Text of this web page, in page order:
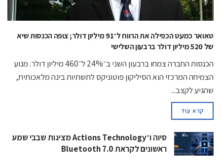
טאואר כמעט הכפילה את הרווח ל־91 מיליון דולר; צופה הכנסות שיא
של 520 מיליון דולר ברבעון השלישי
הכנסות החברה צמחו ברבעון השני ב־24% ל־460 מיליון דולר. מנוע
הצמיחה המרכזי הוא הסיליקון פוטוניקס לתשתיות בינה מלאכותית,
שהגיע לקצב...
קרא עוד
סיוה ו־Actions Technology מציגות שבבי שמע
ראשונים לקראת Bluetooth 7.0